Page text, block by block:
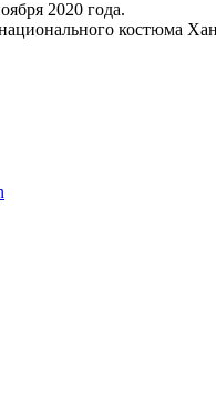
2020 года.
костюма